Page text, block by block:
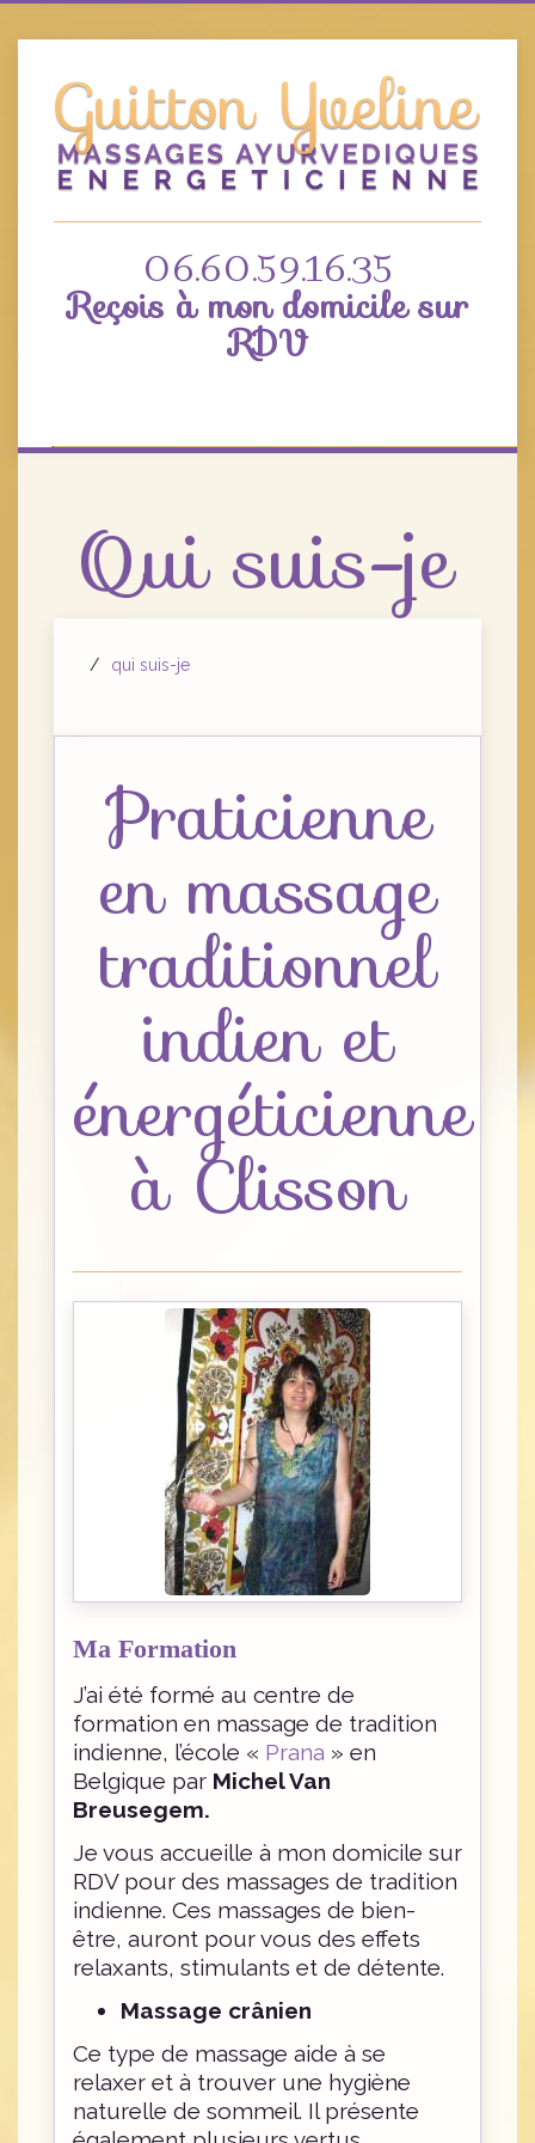
06.60.59.16.35
Reçois à mon domicile sur
RDV
Qui suis-je
qui suis-je
Praticienne
en massage
traditionnel
indien et
énergéticienne
à Clisson
Ma Formation
J’ai été formé au centre de
formation en massage de tradition
indienne, l’école « Prana » en
Belgique par Michel Van
Breusegem.
Je vous accueille à mon domicile sur
RDV pour des massages de tradition
indienne. Ces massages de bien-
être, auront pour vous des effets
relaxants, stimulants et de détente.
Massage crânien
Ce type de massage aide à se
relaxer et à trouver une hygiène
naturelle de sommeil. Il présente